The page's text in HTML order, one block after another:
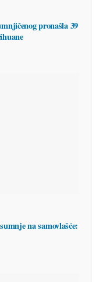
pronašla 39
na samovlašće: